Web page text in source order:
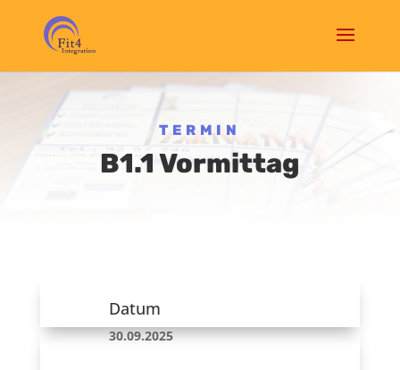
TERMIN
B1.1 Vormittag
Datum
30.09.2025